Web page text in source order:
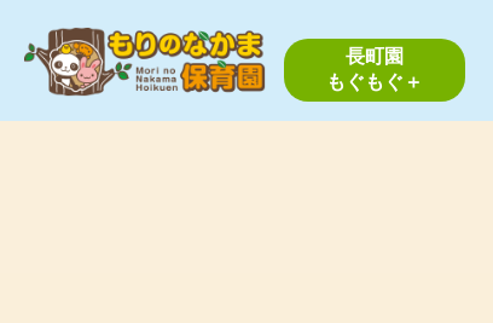
長町園
もぐもぐ＋